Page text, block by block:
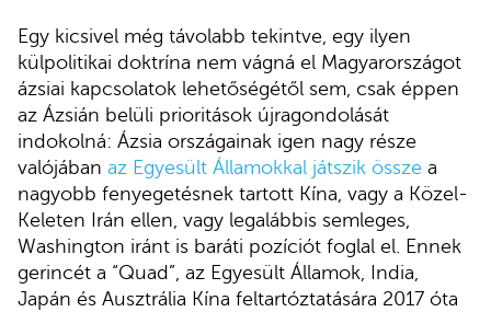
Egy kicsivel még távolabb tekintve, egy ilyen
külpolitikai doktrína nem vágná el Magyarországot
ázsiai kapcsolatok lehetőségétől sem, csak éppen
az Ázsián belüli prioritások újragondolását
indokolná: Ázsia országainak igen nagy része
valójában az Egyesült Államokkal játszik össze a
nagyobb fenyegetésnek tartott Kína, vagy a Közel-
Keleten Irán ellen, vagy legalábbis semleges,
Washington iránt is baráti pozíciót foglal el. Ennek
gerincét a “Quad”, az Egyesült Államok, India,
Japán és Ausztrália Kína feltartóztatására 2017 óta